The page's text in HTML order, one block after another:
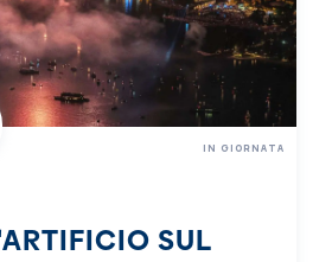
SUL
IN GIORNATA